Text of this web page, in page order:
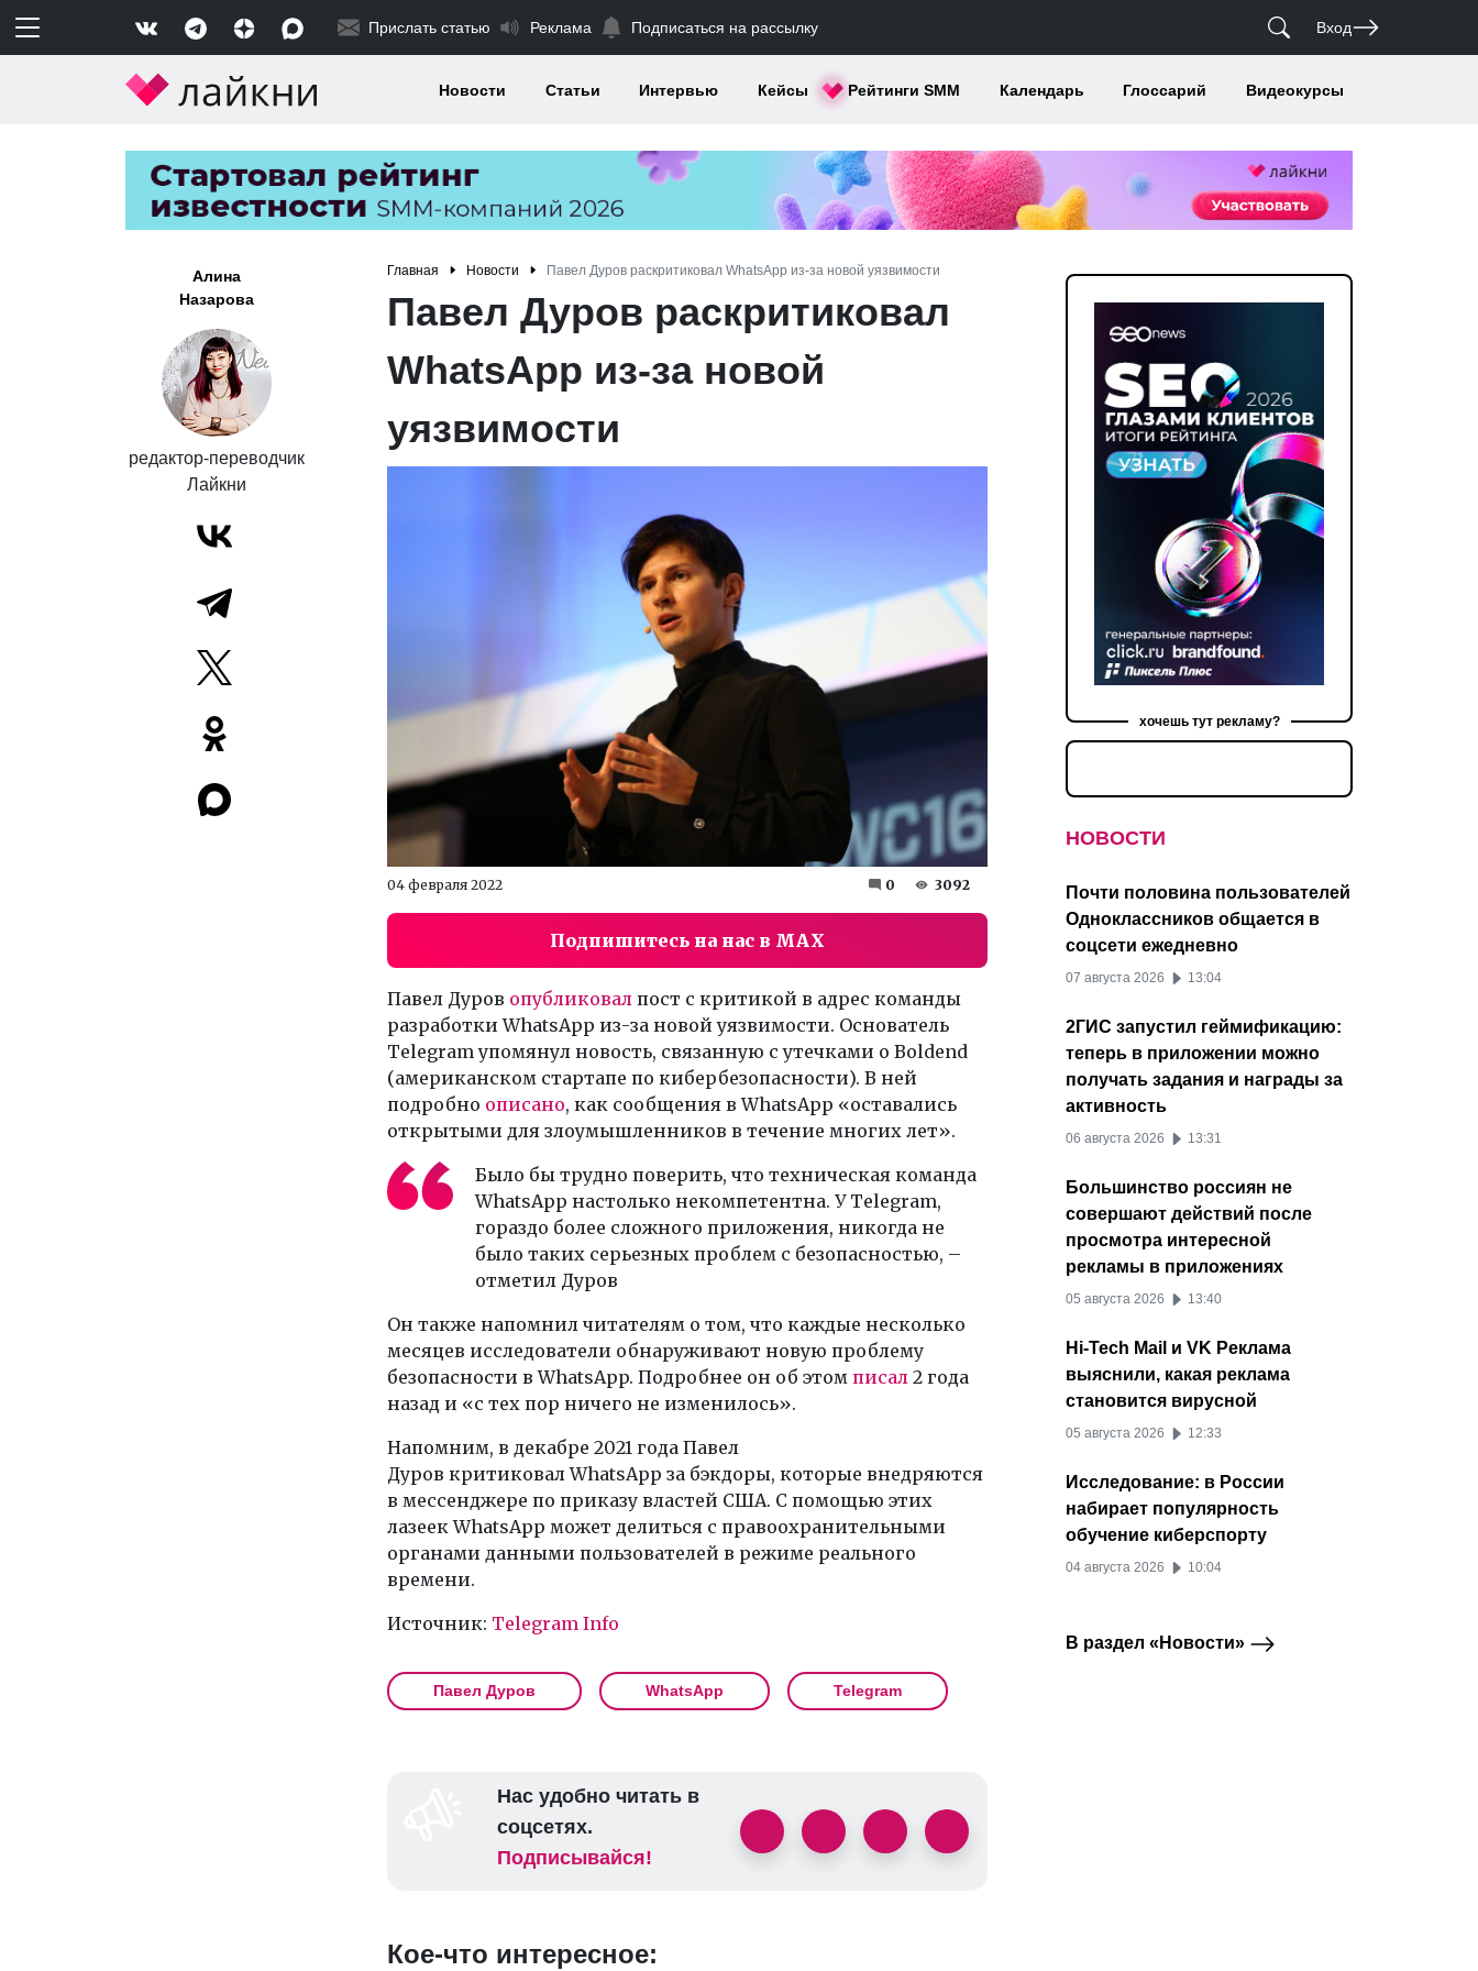
Прислать статью Реклама Подписаться на рассылку Вход
Новости Статьи Интервью Кейсы Рейтинги SMM Календарь Глоссарий Видеокурсы
Алина
Назарова
редактор-переводчик
Лайкни
Главная Новости Павел Дуров раскритиковал WhatsApp из-за новой уязвимости
Павел Дуров раскритиковал
WhatsApp из-за новой
уязвимости
04 февраля 2022 0 3092
Подпишитесь на нас в MAX
Павел Дуров опубликовалпост с критикой в адрес команды
разработки WhatsApp из-за новой уязвимости. Основатель
Telegram упомянул новость, связанную с утечками о Boldend
(американском стартапе по кибербезопасности). В ней
подробно описано, как сообщения в WhatsApp «оставались
открытыми для злоумышленников в течение многих лет».
Было бы трудно поверить, что техническая команда
WhatsApp настолько некомпетентна. У Telegram,
гораздо более сложного приложения, никогда не
было таких серьезных проблем с безопасностью, –
отметил Дуров
Он также напомнил читателям о том, что каждые несколько
месяцев исследователи обнаруживают новую проблему
безопасности в WhatsApp. Подробнее он об этом писал2 года
назад и «с тех пор ничего не изменилось».
Напомним, в декабре 2021 года Павел
Дуров критиковал WhatsApp за бэкдоры, которые внедряются
в мессенджере по приказу властей США. С помощью этих
лазеек WhatsApp может делиться с правоохранительными
органами данными пользователей в режиме реального
времени.
Источник: Telegram Info
Павел Дуров WhatsApp Telegram
Нас удобно читать в
соцсетях.
Подписывайся!
Кое-что интересное:
хочешь тут рекламу?
НОВОСТИ
Почти половина пользователей
Одноклассников общается в
соцсети ежедневно
07 августа 2026 13:04
2ГИС запустил геймификацию:
теперь в приложении можно
получать задания и награды за
активность
06 августа 2026 13:31
Большинство россиян не
совершают действий после
просмотра интересной
рекламы в приложениях
05 августа 2026 13:40
Hi-Tech Mail и VK Реклама
выяснили, какая реклама
становится вирусной
05 августа 2026 12:33
Исследование: в России
набирает популярность
обучение киберспорту
04 августа 2026 10:04
В раздел «Новости»